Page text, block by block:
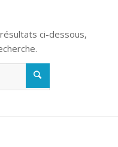
ci-dessous,